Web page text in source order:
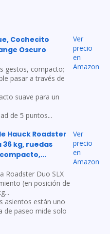
Cochecito
Oscuro
gestos, compacto;
pasar a través de
suave para un
de 5 puntos...
Ver
precio
en
Amazon
Hauck Roadster
36 kg, ruedas
Roadster Duo SLX
(en posición de
asientos están uno
de paseo mide solo
Ver
precio
en
Amazon